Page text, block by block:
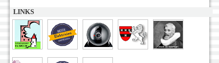
LINKS